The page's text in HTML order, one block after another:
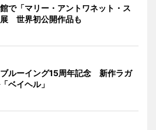
で「マリー・アントワネット・ス
世界初公開作品も
ルーイング15周年記念 新作ラガ
ベイヘル」